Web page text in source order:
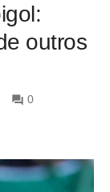
outros
0